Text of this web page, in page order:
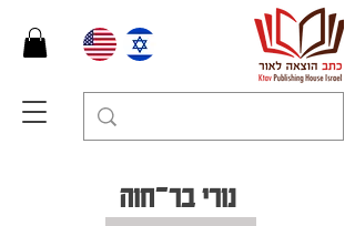
נורי בר־חוה